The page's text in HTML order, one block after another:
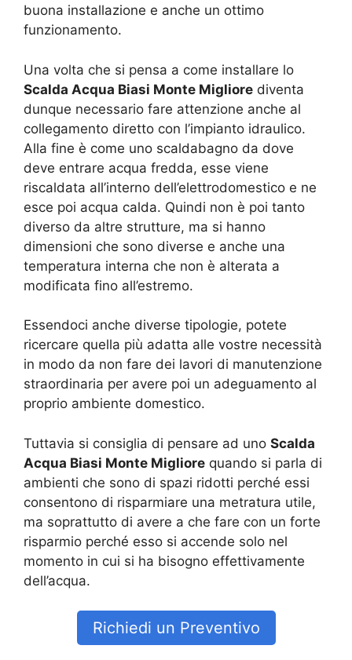
buona installazione e anche un ottimo
funzionamento.
Una volta che si pensa a come installare lo
Scalda Acqua Biasi Monte Migliore diventa
dunque necessario fare attenzione anche al
collegamento diretto con l’impianto idraulico.
Alla fine è come uno scaldabagno da dove
deve entrare acqua fredda, esse viene
riscaldata all’interno dell’elettrodomestico e ne
esce poi acqua calda. Quindi non è poi tanto
diverso da altre strutture, ma si hanno
dimensioni che sono diverse e anche una
temperatura interna che non è alterata a
modificata fino all’estremo.
Essendoci anche diverse tipologie, potete
ricercare quella più adatta alle vostre necessità
in modo da non fare dei lavori di manutenzione
straordinaria per avere poi un adeguamento al
proprio ambiente domestico.
Tuttavia si consiglia di pensare ad uno Scalda
Acqua Biasi Monte Migliore quando si parla di
ambienti che sono di spazi ridotti perché essi
consentono di risparmiare una metratura utile,
ma soprattutto di avere a che fare con un forte
risparmio perché esso si accende solo nel
momento in cui si ha bisogno effettivamente
dell’acqua.
Richiedi un Preventivo